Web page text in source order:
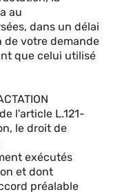
au
dans un délai
de votre demande
que celui utilisé
l'article L.121-
le droit de
exécutés
et dont
préalable